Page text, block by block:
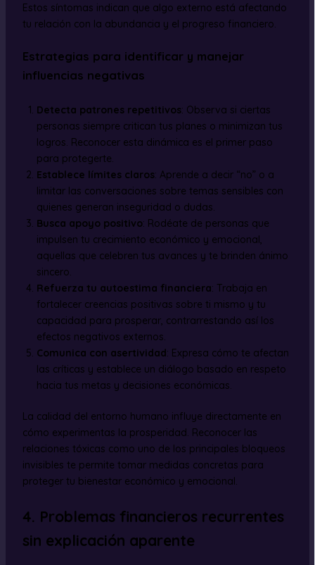
Estos síntomas indican que algo externo está afectando
tu relación con la abundancia y el progreso financiero.
Estrategias para identificar y manejar
influencias negativas
Detecta patrones repetitivos: Observa si ciertas
personas siempre critican tus planes o minimizan tus
logros. Reconocer esta dinámica es el primer paso
para protegerte.
Establece límites claros: Aprende a decir “no” o a
limitar las conversaciones sobre temas sensibles con
quienes generan inseguridad o dudas.
Busca apoyo positivo: Rodéate de personas que
impulsen tu crecimiento económico y emocional,
aquellas que celebren tus avances y te brinden ánimo
sincero.
Refuerza tu autoestima financiera: Trabaja en
fortalecer creencias positivas sobre ti mismo y tu
capacidad para prosperar, contrarrestando así los
efectos negativos externos.
Comunica con asertividad : Expresa cómo te afectan
las críticas y establece un diálogo basado en respeto
hacia tus metas y decisiones económicas.
La calidad del entorno humano influye directamente en
cómo experimentas la prosperidad. Reconocer las
relaciones tóxicas como uno de los principales bloqueos
invisibles te permite tomar medidas concretas para
proteger tu bienestar económico y emocional.
4. Problemas financieros recurrentes
sin explicación aparente